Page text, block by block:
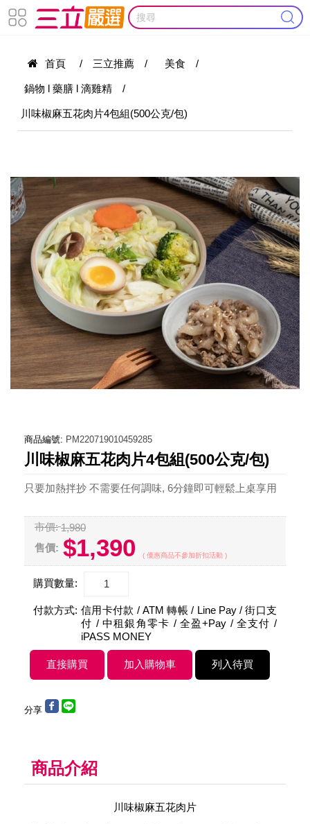
首頁 / 三立推薦 / 美食 /
鍋物 l 藥膳 l 滴雞精 /
川味椒麻五花肉片4包組(500公克/包)
商品編號: PM220719010459285
川味椒麻五花肉片4包組(500公克/包)
只要加熱拌抄 不需要任何調味, 6分鐘即可輕鬆上桌享用
市價: 1,980
售價: $1,390 ( 優惠商品不參加折扣活動 )
購買數量:
付款方式: 信用卡付款 / ATM 轉帳 / Line Pay / 街口支
付 / 中租銀角零卡 / 全盈+Pay / 全支付 /
iPASS MONEY
分享
商品介紹
川味椒麻五花肉片